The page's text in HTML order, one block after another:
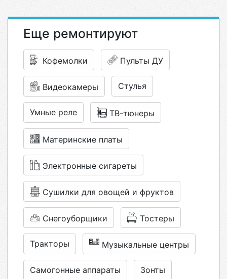
Еще ремонтируют
Кофемолки Пульты ДУ
Видеокамеры Стулья
Умные реле ТВ-тюнеры
Материнские платы
Электронные сигареты
Сушилки для овощей и фруктов
Снегоуборщики Тостеры
Тракторы Музыкальные центры
Самогонные аппараты Зонты